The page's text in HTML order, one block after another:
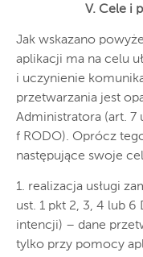
V. Cele i
Jak wskazano
aplikacji ma na celu
i uczynienie
przetwarzania jest
Administratora (art. 7
f RODO). Oprócz
następujące swoje
1. realizacja usługi
ust. 1 pkt 2, 3, 4 lub
intencji) – dane
tylko przy pomocy